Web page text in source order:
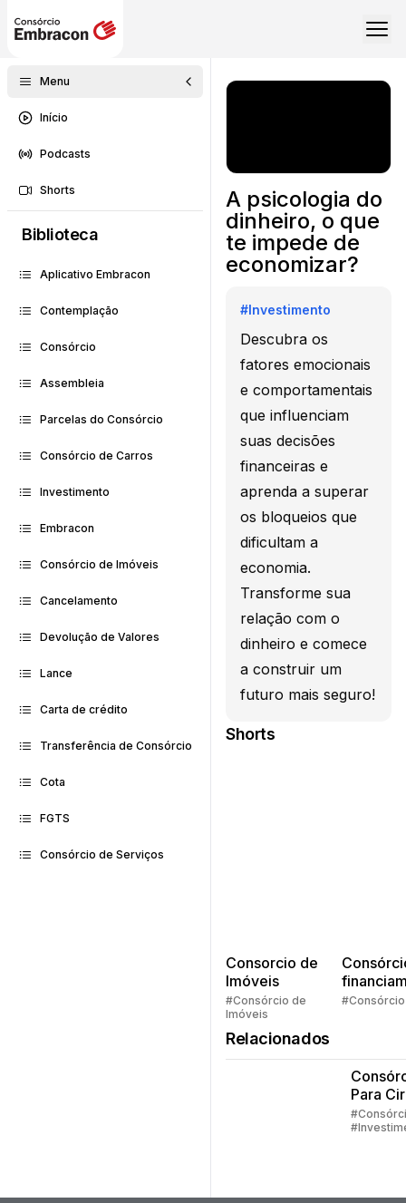
Menu
Início
Podcasts
Shorts
Biblioteca
Aplicativo Embracon
Contemplação
Consórcio
Assembleia
Parcelas do Consórcio
Consórcio de Carros
Investimento
Embracon
Consórcio de Imóveis
Cancelamento
Devolução de Valores
Lance
Carta de crédito
Transferência de Consórcio
Cota
FGTS
Consórcio de Serviços
A psicologia do
dinheiro, o que
te impede de
economizar?
#Investimento
Descubra os
fatores emocionais
e comportamentais
que influenciam
suas decisões
financeiras e
aprenda a superar
os bloqueios que
dificultam a
economia.
Transforme sua
relação com o
dinheiro e comece
a construir um
futuro mais seguro!
Shorts
Consorcio de
Imóveis
#Consórcio de
Imóveis
Quem
#Consórcio
Relacionados
Para
Plástica
Imóveis